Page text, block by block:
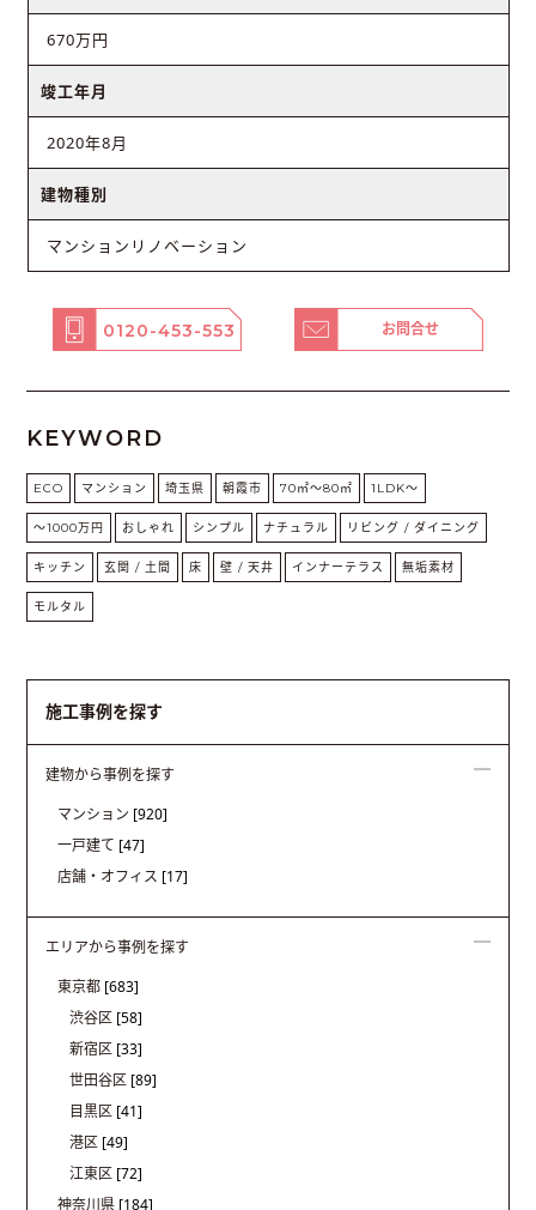
670万円
竣工年月
2020年8月
建物種別
マンションリノベーション
0120-453-553 お問合せ
KEYWORD
ECO マンション 埼玉県 朝霞市 70㎡〜80㎡ 1LDK〜
〜1000万円 おしゃれ シンプル ナチュラル リビング / ダイニング
キッチン 玄関 / 土間 床 壁 / 天井 インナーテラス 無垢素材
モルタル
施工事例を探す
建物から事例を探す
マンション [920]
一戸建て [47]
店舗・オフィス [17]
エリアから事例を探す
東京都 [683]
渋谷区 [58]
新宿区 [33]
世田谷区 [89]
目黒区 [41]
港区 [49]
江東区 [72]
神奈川県 [184]